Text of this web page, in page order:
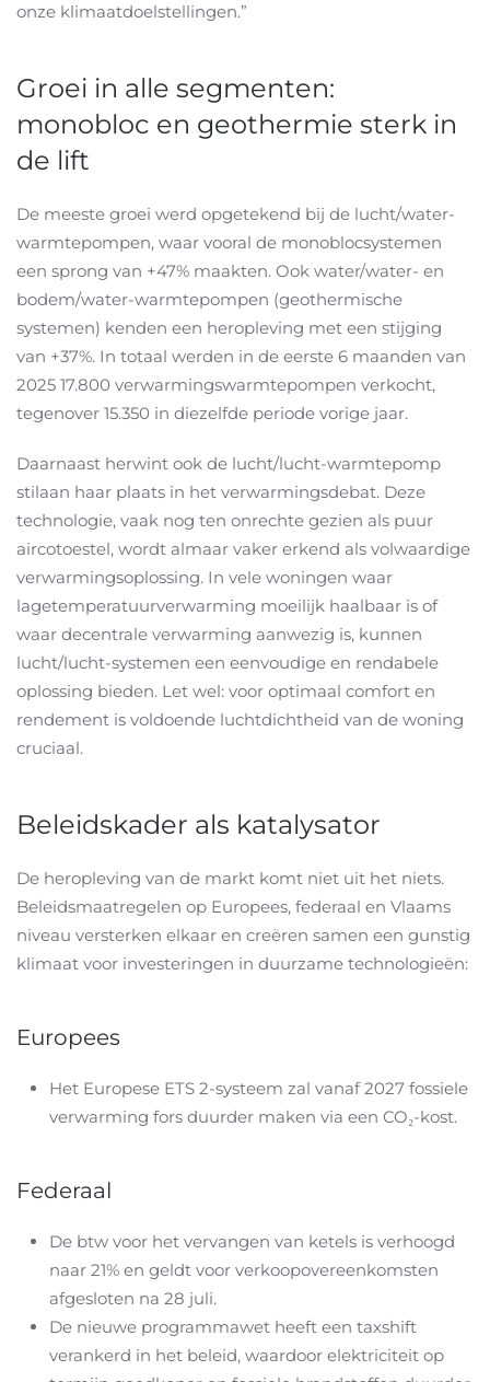
onze klimaatdoelstellingen.”
Groei in alle segmenten:
monobloc en geothermie sterk in
de lift
De meeste groei werd opgetekend bij de lucht/water-
warmtepompen, waar vooral de monoblocsystemen
een sprong van +47% maakten. Ook water/water- en
bodem/water-warmtepompen (geothermische
systemen) kenden een heropleving met een stijging
van +37%. In totaal werden in de eerste 6 maanden van
2025 17.800 verwarmingswarmtepompen verkocht,
tegenover 15.350 in diezelfde periode vorige jaar.
Daarnaast herwint ook de lucht/lucht-warmtepomp
stilaan haar plaats in het verwarmingsdebat. Deze
technologie, vaak nog ten onrechte gezien als puur
aircotoestel, wordt almaar vaker erkend als volwaardige
verwarmingsoplossing. In vele woningen waar
lagetemperatuurverwarming moeilijk haalbaar is of
waar decentrale verwarming aanwezig is, kunnen
lucht/lucht-systemen een eenvoudige en rendabele
oplossing bieden. Let wel: voor optimaal comfort en
rendement is voldoende luchtdichtheid van de woning
cruciaal.
Beleidskader als katalysator
De heropleving van de markt komt niet uit het niets.
Beleidsmaatregelen op Europees, federaal en Vlaams
niveau versterken elkaar en creëren samen een gunstig
klimaat voor investeringen in duurzame technologieën:
Europees
Het Europese ETS 2-systeem zal vanaf 2027 fossiele
verwarming fors duurder maken via een CO₂-kost.
Federaal
De btw voor het vervangen van ketels is verhoogd
naar 21% en geldt voor verkoopovereenkomsten
afgesloten na 28 juli.
De nieuwe programmawet heeft een taxshift
verankerd in het beleid, waardoor elektriciteit op